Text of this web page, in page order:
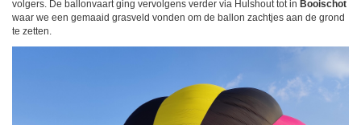
volgers. De ballonvaart ging vervolgens verder via Hulshout tot in Booischot
waar we een gemaaid grasveld vonden om de ballon zachtjes aan de grond
te zetten.